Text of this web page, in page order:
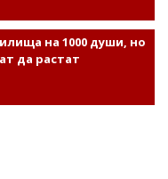
на 1000 души, но
да растат